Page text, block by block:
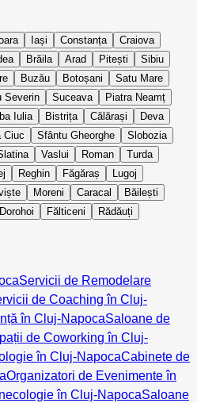
Iași Constanța
Craiova
Brăila Arad Pitești
Sibiu
Buzău Botoșani
Satu Mare
Severin Suceava
Piatra Neamț
Iulia Bistrița Călărași
Deva
Ciuc Sfântu Gheorghe
Slobozia
Vaslui Roman
Turda
Reghin Făgăraș
Lugoj
Moreni Caracal
Băilești
Dorohoi Fălticeni
Rădăuți
Servicii de Remodelare
de Coaching în Cluj-
în Cluj-NapocaSaloane de
de Coworking în Cluj-
în Cluj-NapocaCabinete de
Organizatori de Evenimente în
în Cluj-NapocaSaloane